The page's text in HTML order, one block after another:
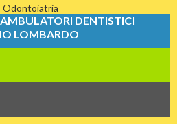
Odontoiatria
DENTISTICI
LOMBARDO